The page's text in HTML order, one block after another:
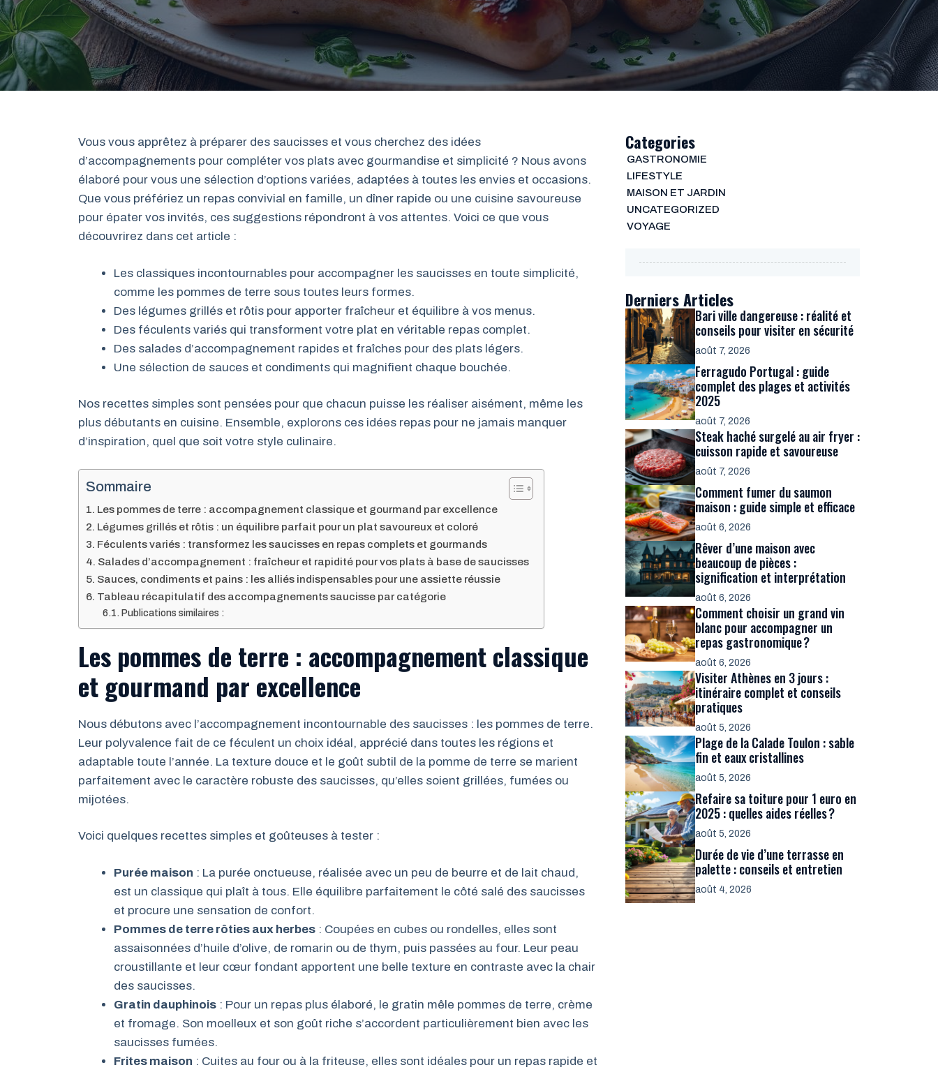
Vous vous apprêtez à préparer des saucisses et vous cherchez des idées
d’accompagnements pour compléter vos plats avec gourmandise et simplicité ? Nous avons
élaboré pour vous une sélection d’options variées, adaptées à toutes les envies et occasions.
Que vous préfériez un repas convivial en famille, un dîner rapide ou une cuisine savoureuse
pour épater vos invités, ces suggestions répondront à vos attentes. Voici ce que vous
découvrirez dans cet article :
Les classiques incontournables pour accompagner les saucisses en toute simplicité,
comme les pommes de terre sous toutes leurs formes.
Des légumes grillés et rôtis pour apporter fraîcheur et équilibre à vos menus.
Des féculents variés qui transforment votre plat en véritable repas complet.
Des salades d’accompagnement rapides et fraîches pour des plats légers.
Une sélection de sauces et condiments qui magnifient chaque bouchée.
Nos recettes simples sont pensées pour que chacun puisse les réaliser aisément, même les
plus débutants en cuisine. Ensemble, explorons ces idées repas pour ne jamais manquer
d’inspiration, quel que soit votre style culinaire.
Sommaire
Les pommes de terre : accompagnement classique et gourmand par excellence
Légumes grillés et rôtis : un équilibre parfait pour un plat savoureux et coloré
Féculents variés : transformez les saucisses en repas complets et gourmands
Salades d’accompagnement : fraîcheur et rapidité pour vos plats à base de saucisses
Sauces, condiments et pains : les alliés indispensables pour une assiette réussie
Tableau récapitulatif des accompagnements saucisse par catégorie
Publications similaires :
Les pommes de terre : accompagnement classique
et gourmand par excellence
Nous débutons avec l’accompagnement incontournable des saucisses : les pommes de terre.
Leur polyvalence fait de ce féculent un choix idéal, apprécié dans toutes les régions et
adaptable toute l’année. La texture douce et le goût subtil de la pomme de terre se marient
parfaitement avec le caractère robuste des saucisses, qu’elles soient grillées, fumées ou
mijotées.
Voici quelques recettes simples et goûteuses à tester :
Purée maison : La purée onctueuse, réalisée avec un peu de beurre et de lait chaud,
est un classique qui plaît à tous. Elle équilibre parfaitement le côté salé des saucisses
et procure une sensation de confort.
Pommes de terre rôties aux herbes : Coupées en cubes ou rondelles, elles sont
assaisonnées d’huile d’olive, de romarin ou de thym, puis passées au four. Leur peau
croustillante et leur cœur fondant apportent une belle texture en contraste avec la chair
des saucisses.
Gratin dauphinois : Pour un repas plus élaboré, le gratin mêle pommes de terre, crème
et fromage. Son moelleux et son goût riche s’accordent particulièrement bien avec les
saucisses fumées.
Frites maison : Cuites au four ou à la friteuse, elles sont idéales pour un repas rapide et
Categories
GASTRONOMIE
LIFESTYLE
MAISON ET JARDIN
UNCATEGORIZED
VOYAGE
Derniers Articles
Bari ville dangereuse : réalité et
conseils pour visiter en sécurité
août 7, 2026
Ferragudo Portugal : guide
complet des plages et activités
2025
août 7, 2026
Steak haché surgelé au air fryer :
cuisson rapide et savoureuse
août 7, 2026
Comment fumer du saumon
maison : guide simple et efficace
août 6, 2026
Rêver d’une maison avec
beaucoup de pièces :
signification et interprétation
août 6, 2026
Comment choisir un grand vin
blanc pour accompagner un
repas gastronomique ?
août 6, 2026
Visiter Athènes en 3 jours :
itinéraire complet et conseils
pratiques
août 5, 2026
Plage de la Calade Toulon : sable
fin et eaux cristallines
août 5, 2026
Refaire sa toiture pour 1 euro en
2025 : quelles aides réelles ?
août 5, 2026
Durée de vie d’une terrasse en
palette : conseils et entretien
août 4, 2026